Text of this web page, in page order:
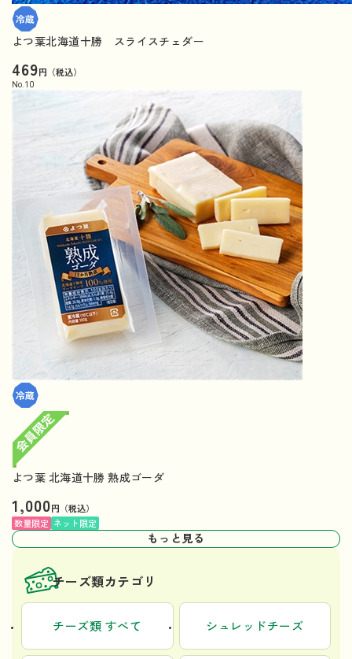
よつ葉北海道十勝 スライスチェダー
469円（税込）
No. 10
よつ葉 北海道十勝 熟成ゴーダ
1,000円（税込）
数量限定 ネット限定
もっと見る
チーズ類カテゴリ
チーズ類 すべて シュレッドチーズ